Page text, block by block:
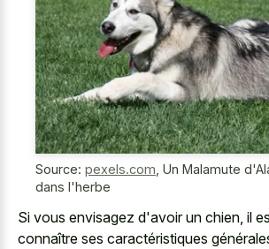
Source: pexels.com Un Malamute
dans l'herbe
Si vous envisagez d'avoir un chien, il
connaître ses caractéristiques